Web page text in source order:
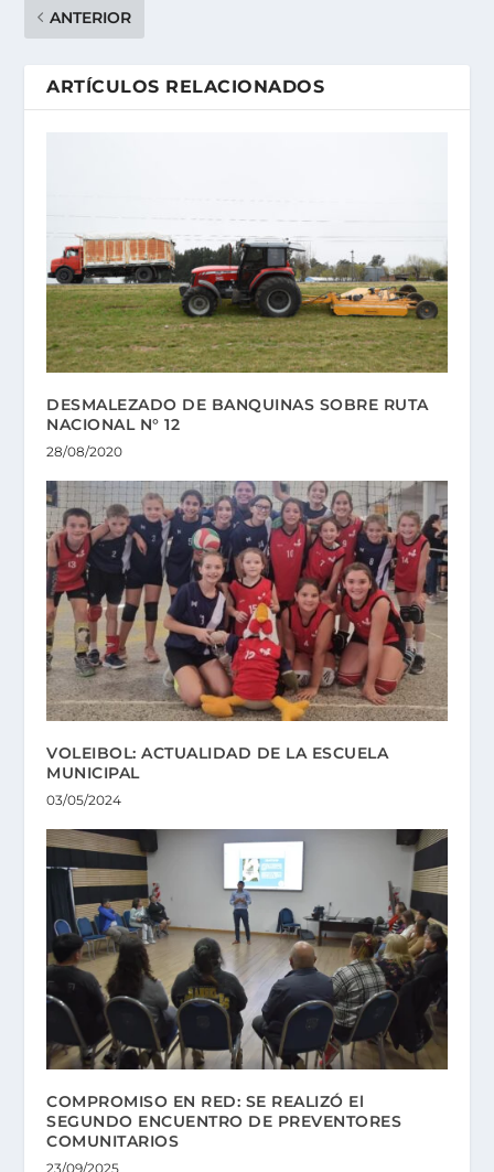
ANTERIOR
ARTÍCULOS RELACIONADOS
DESMALEZADO DE BANQUINAS SOBRE RUTA
NACIONAL N° 12
28/08/2020
VOLEIBOL: ACTUALIDAD DE LA ESCUELA
MUNICIPAL
03/05/2024
COMPROMISO EN RED: SE REALIZÓ El
SEGUNDO ENCUENTRO DE PREVENTORES
COMUNITARIOS
23/09/2025